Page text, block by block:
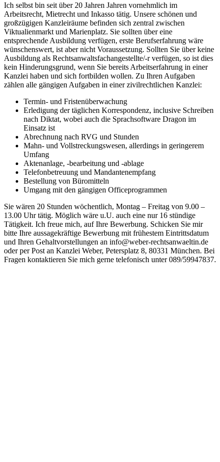
Ich selbst bin seit über 20 Jahren Jahren vornehmlich im
Arbeitsrecht, Mietrecht und Inkasso tätig. Unsere schönen und
großzügigen Kanzleiräume befinden sich zentral zwischen
Viktualienmarkt und Marienplatz. Sie sollten über eine
entsprechende Ausbildung verfügen, erste Berufserfahrung wäre
wünschenswert, ist aber nicht Voraussetzung. Sollten Sie über keine
Ausbildung als Rechtsanwaltsfachangestellte/-r verfügen, so ist dies
kein Hinderungsgrund, wenn Sie bereits Arbeitserfahrung in einer
Kanzlei haben und sich fortbilden wollen. Zu Ihren Aufgaben
zählen alle gängigen Aufgaben in einer zivilrechtlichen Kanzlei:
Termin- und Fristenüberwachung
Erledigung der täglichen Korrespondenz, inclusive Schreiben
nach Diktat, wobei auch die Sprachsoftware Dragon im
Einsatz ist
Abrechnung nach RVG und Stunden
Mahn- und Vollstreckungswesen, allerdings in geringerem
Umfang
Aktenanlage, -bearbeitung und -ablage
Telefonbetreuung und Mandantenempfang
Bestellung von Büromitteln
Umgang mit den gängigen Officeprogrammen
Sie wären 20 Stunden wöchentlich, Montag – Freitag von 9.00 –
13.00 Uhr tätig. Möglich wäre u.U. auch eine nur 16 stündige
Tätigkeit. Ich freue mich, auf Ihre Bewerbung. Schicken Sie mir
bitte Ihre aussagekräftige Bewerbung mit frühestem Eintrittsdatum
und Ihren Gehaltvorstellungen an info@weber-rechtsanwaeltin.de
oder per Post an Kanzlei Weber, Petersplatz 8, 80331 München. Bei
Fragen kontaktieren Sie mich gerne telefonisch unter 089/59947837.